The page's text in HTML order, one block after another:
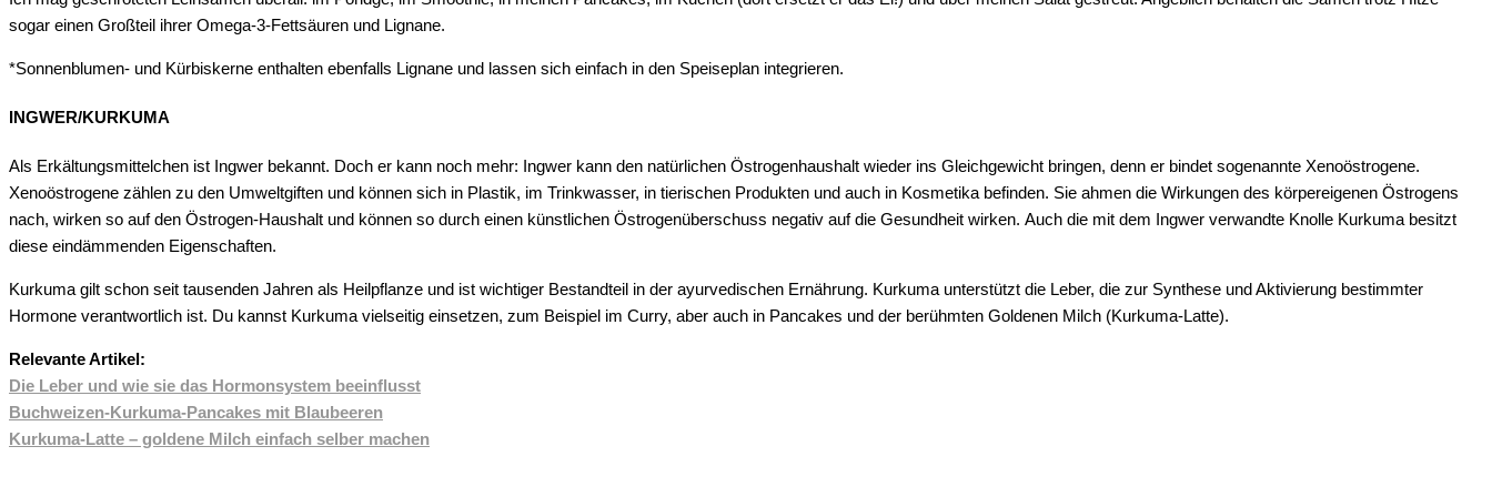
sogar einen Großteil ihrer Omega-3-Fettsäuren und Lignane.
*Sonnenblumen- und Kürbiskerne enthalten ebenfalls Lignane und lassen sich einfach in den Speiseplan integrieren.
INGWER/KURKUMA
Als Erkältungsmittelchen ist Ingwer bekannt. Doch er kann noch mehr: Ingwer kann den natürlichen Östrogenhaushalt wieder ins Gleichgewicht bringen, denn er bindet sogenannte Xenoöstrogene.
Xenoöstrogene zählen zu den Umweltgiften und können sich in Plastik, im Trinkwasser, in tierischen Produkten und auch in Kosmetika befinden. Sie ahmen die Wirkungen des körpereigenen Östrogens
nach, wirken so auf den Östrogen-Haushalt und können so durch einen künstlichen Östrogenüberschuss negativ auf die Gesundheit wirken. Auch die mit dem Ingwer verwandte Knolle Kurkuma besitzt
diese eindämmenden Eigenschaften.
Kurkuma gilt schon seit tausenden Jahren als Heilpflanze und ist wichtiger Bestandteil in der ayurvedischen Ernährung. Kurkuma unterstützt die Leber, die zur Synthese und Aktivierung bestimmter
Hormone verantwortlich ist. Du kannst Kurkuma vielseitig einsetzen, zum Beispiel im Curry, aber auch in Pancakes und der berühmten Goldenen Milch (Kurkuma-Latte).
Relevante Artikel:
Die Leber und wie sie das Hormonsystem beeinflusst
Buchweizen-Kurkuma-Pancakes mit Blaubeeren
Kurkuma-Latte – goldene Milch einfach selber machen